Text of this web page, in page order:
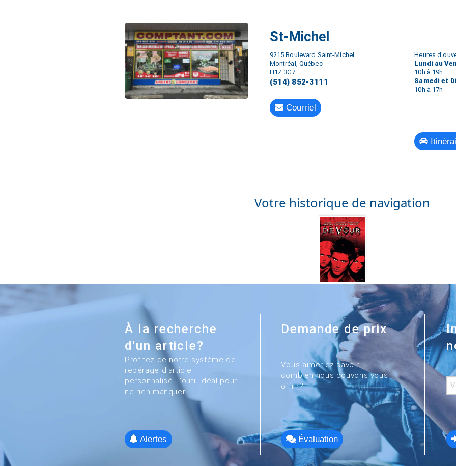
St-Michel
9215 Boulevard Saint-Michel
Montréal, Québec
H1Z 3G7
(514) 852-3111
Courriel
Heures
Lundi au
10h à 19h
Samedi et
10h à 17h
Votre historique de navigation
À la recherche
d'un article?
Profitez de notre système de
repérage d'article
personnalisé. L'outil idéal pour
ne rien manquer!
Alertes
Demande de prix
Vous aimeriez savoir
combien nous pouvons vous
offrir?
Évaluation